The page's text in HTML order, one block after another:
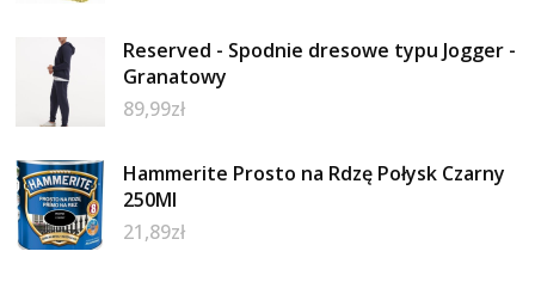
Reserved - Spodnie dresowe typu Jogger -
Granatowy
89,99zł
Hammerite Prosto na Rdzę Połysk Czarny
250Ml
21,89zł